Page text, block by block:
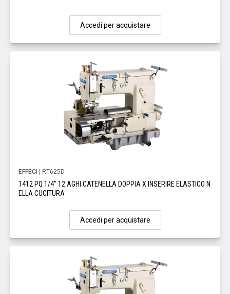
Accedi per acquistare
EFFECI | RT625D
1412 PQ 1/4" 12 AGHI CATENELLA DOPPIA X INSERIRE ELASTICO N
ELLA CUCITURA
Accedi per acquistare